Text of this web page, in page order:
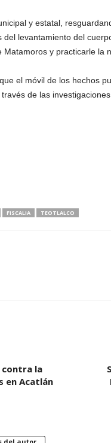
y estatal,
del levantamiento del
y practicarle la
el móvil de los hechos
de las
FISCALIA TEOTLALCO
contra la
en Acatlán